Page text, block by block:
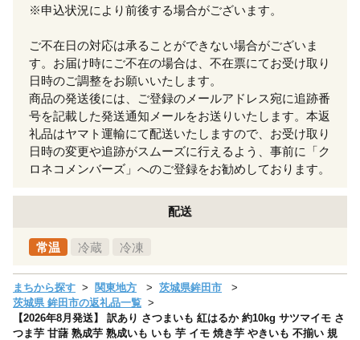
※申込状況により前後する場合がございます。
ご不在日の対応は承ることができない場合がございま
す。お届け時にご不在の場合は、不在票にてお受け取り
日時のご調整をお願いいたします。
商品の発送後には、ご登録のメールアドレス宛に追跡番
号を記載した発送通知メールをお送りいたします。本返
礼品はヤマト運輸にて配送いたしますので、お受け取り
日時の変更や追跡がスムーズに行えるよう、事前に「ク
ロネコメンバーズ」へのご登録をお勧めしております。
配送
常温 冷蔵 冷凍
まちから探す 関東地方
茨城県鉾田市
茨城県 鉾田市の返礼品一覧
【2026年8月発送】 訳あり さつまいも 紅はるか 約10kg サツマイモ さ
つま芋 甘藷 熟成芋 熟成いも いも 芋 イモ 焼き芋 やきいも 不揃い 規